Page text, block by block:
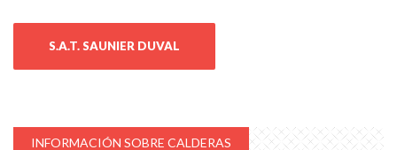
S.A.T. SAUNIER DUVAL
INFORMACIÓN SOBRE CALDERAS